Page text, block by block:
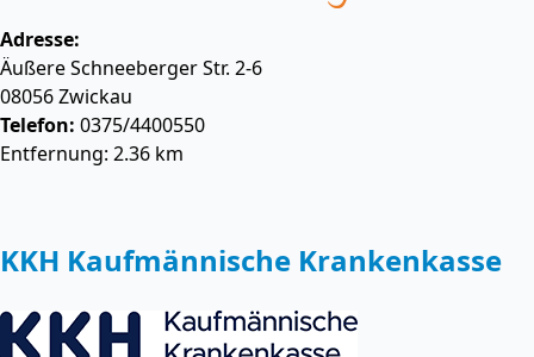
Adresse:
Äußere Schneeberger Str. 2-6
08056Zwickau
Telefon: 0375/4400550
Entfernung: 2.36 km
KKH Kaufmännische Krankenkasse